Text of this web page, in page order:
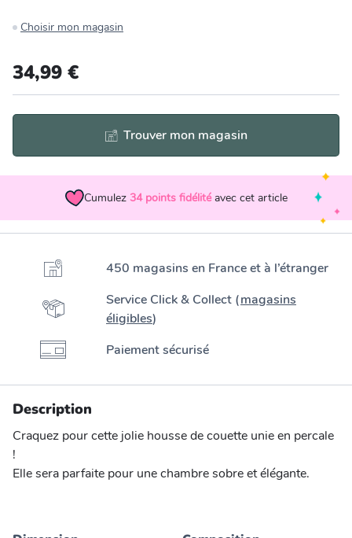
Choisir mon magasin
34,99 €
Trouver mon magasin
Cumulez 34 points fidélité avec cet article
450 magasins en France et à l’étranger
Service Click & Collect (magasins
éligibles)
Paiement sécurisé
Description
Craquez pour cette jolie housse de couette unie en percale
!
Elle sera parfaite pour une chambre sobre et élégante.